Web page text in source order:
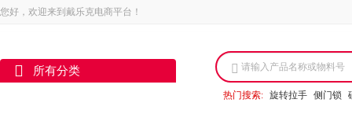
您好，欢迎来到戴乐克电商平台！
所有分类 请输入产品名称或物料号
热门搜索: 旋转拉手 侧门锁